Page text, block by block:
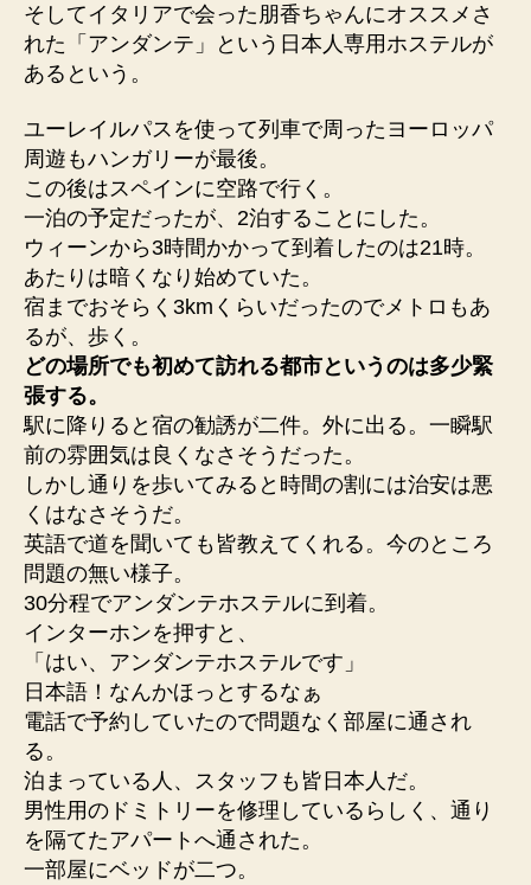
風
ハ
ー
の
そしてイタリアで会った朋香ちゃんにオススメさ
れた「アンダンテ」という日本人専用ホステルが
あるという。
ユーレイルパスを使って列車で周ったヨーロッパ
周遊もハンガリーが最後。
この後はスペインに空路で行く。
一泊の予定だったが、2泊することにした。
ウィーンから3時間かかって到着したのは21時。
あたりは暗くなり始めていた。
宿までおそらく3kmくらいだったのでメトロもあ
るが、歩く。
どの場所でも初めて訪れる都市というのは多少緊
張する。
駅に降りると宿の勧誘が二件。外に出る。一瞬駅
前の雰囲気は良くなさそうだった。
しかし通りを歩いてみると時間の割には治安は悪
くはなさそうだ。
英語で道を聞いても皆教えてくれる。今のところ
問題の無い様子。
30分程でアンダンテホステルに到着。
インターホンを押すと、
「はい、アンダンテホステルです」
日本語！なんかほっとするなぁ
電話で予約していたので問題なく部屋に通され
る。
泊まっている人、スタッフも皆日本人だ。
男性用のドミトリーを修理しているらしく、通り
を隔てたアパートへ通された。
一部屋にベッドが二つ。